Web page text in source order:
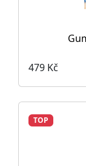
479 Kč
TOP